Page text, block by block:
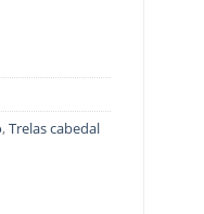
,Trelas cabedal